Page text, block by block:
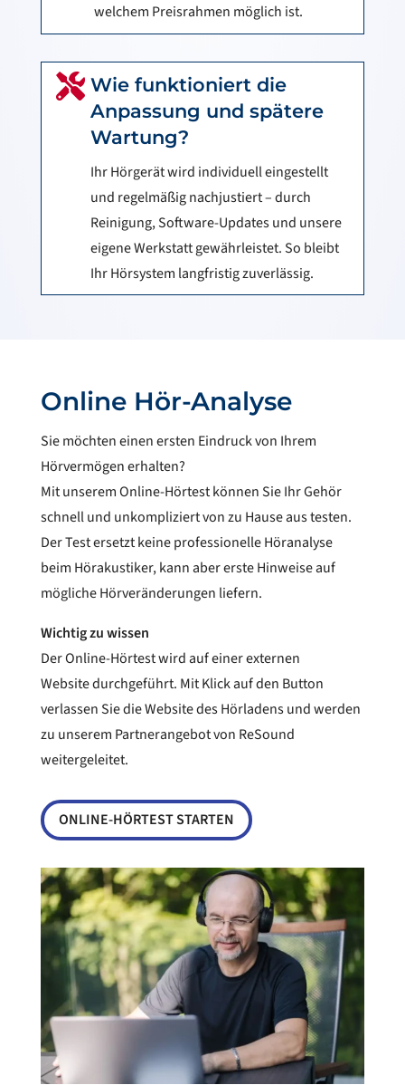
welchem Preisrahmen möglich ist.
 Wie funktioniert die
Anpassung und spätere
Wartung?
Ihr Hörgerät wird individuell eingestellt
und regelmäßig nachjustiert – durch
Reinigung, Software-Updates und unsere
eigene Werkstatt gewährleistet. So bleibt
Ihr Hörsystem langfristig zuverlässig.
Online Hör-Analyse
Sie möchten einen ersten Eindruck von Ihrem
Hörvermögen erhalten?
Mit unserem Online-Hörtest können Sie Ihr Gehör
schnell und unkompliziert von zu Hause aus testen.
Der Test ersetzt keine professionelle Höranalyse
beim Hörakustiker, kann aber erste Hinweise auf
mögliche Hörveränderungen liefern.
Wichtig zu wissen
Der Online-Hörtest wird auf einer externen
Website durchgeführt. Mit Klick auf den Button
verlassen Sie die Website des Hörladens und werden
zu unserem Partnerangebot von ReSound
weitergeleitet.
ONLINE-HÖRTEST STARTEN